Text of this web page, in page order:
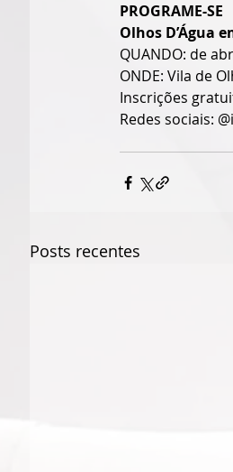
PROGRAME-SE
Olhos D’Água
QUANDO: de
ONDE: Vila de
Inscrições
Redes sociais:
Posts recentes